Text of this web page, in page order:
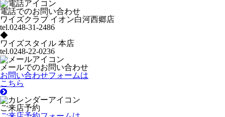
電話でのお問い合わせ
ワイズクラブ イオン白河西郷店
tel.0248-31-2486
◆
ワイズスタイル 本店
tel.0248-22-0236
メールでのお問い合わせ
お問い合わせフォームは
こちら
ご来店予約